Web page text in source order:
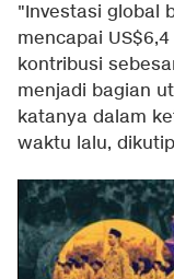
"Investasi global
mencapai
kontribusi
menjadi bagian
katanya dalam
waktu lalu,